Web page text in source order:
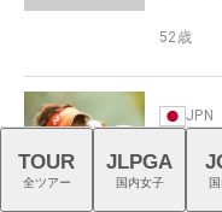
52歳
JPN
菊池
Jun
TOUR
全ツアー
JLPGA
国内女子